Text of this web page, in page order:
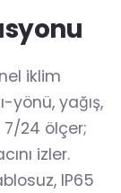
iklim
yönü, yağış,
7/24 ölçer;
izler.
IP65